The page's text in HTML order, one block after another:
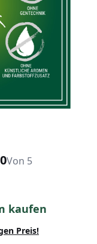
Von 5
kaufen
Preis!